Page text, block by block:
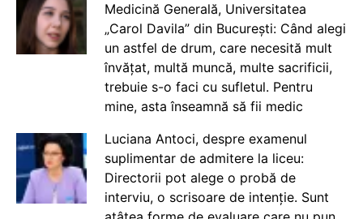
Medicină Generală, Universitatea
„Carol Davila” din București: Când alegi
un astfel de drum, care necesită mult
învățat, multă muncă, multe sacrificii,
trebuie s-o faci cu sufletul. Pentru
mine, asta înseamnă să fii medic
Luciana Antoci, despre examenul
suplimentar de admitere la liceu:
Directorii pot alege o probă de
interviu, o scrisoare de intenție. Sunt